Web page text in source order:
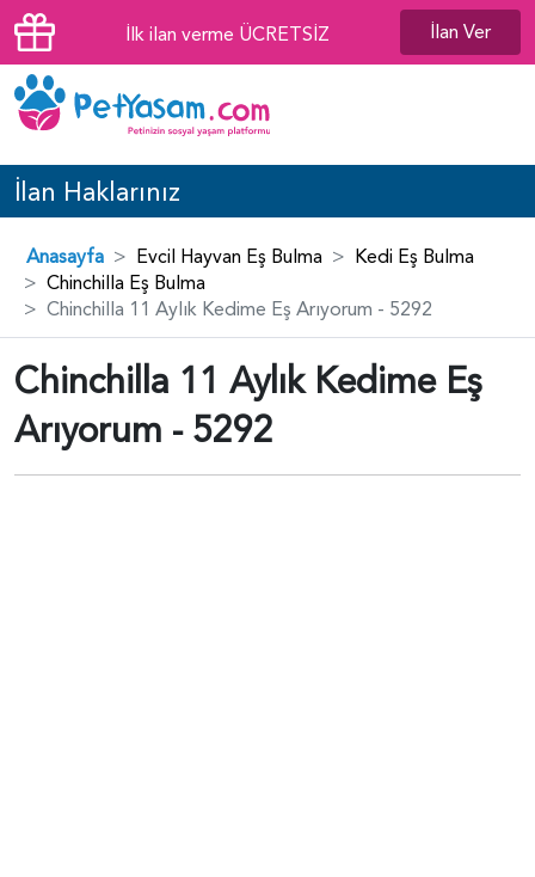
İlk ilan verme ÜCRETSİZ İlan Ver
İlan Haklarınız
Anasayfa Evcil Hayvan Eş Bulma
Kedi Eş Bulma
Chinchilla Eş Bulma
Chinchilla 11 Aylık Kedime Eş Arıyorum - 5292
Chinchilla 11 Aylık Kedime Eş
Arıyorum - 5292